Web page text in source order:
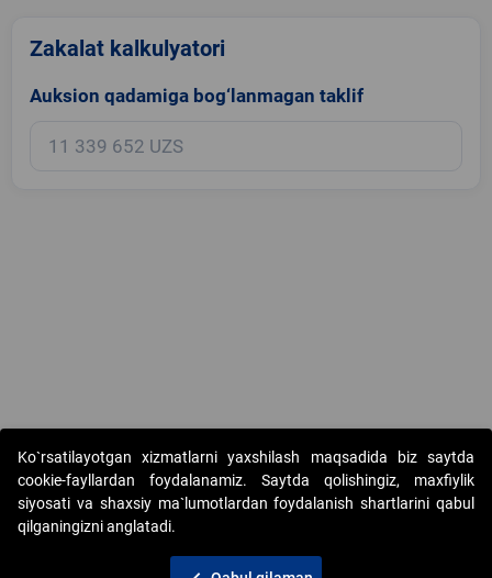
Zakalat kalkulyatori
Auksion qadamiga bog‘lanmagan taklif
Copyright © 2017-2026. "Elektron onlayn-auksionlarni tashkil etish"
AJ. Barcha huquqlar himoyalangan
Ko`rsatilayotgan xizmatlarni yaxshilash maqsadida biz saytda
cookie-fayllardan foydalanamiz. Saytda qolishingiz, maxfiylik
siyosati va shaxsiy ma`lumotlardan foydalanish shartlarini qabul
qilganingizni anglatadi.